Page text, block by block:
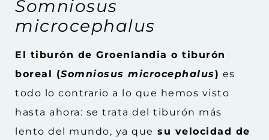
Somniosus
microcephalus
El tiburón de Groenlandia o tiburón
boreal (Somniosus microcephalus) es
todo lo contrario a lo que hemos visto
hasta ahora: se trata del tiburón más
lento del mundo, ya que su velocidad de